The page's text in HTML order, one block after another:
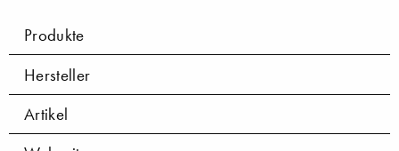
Produkte
Hersteller
Artikel